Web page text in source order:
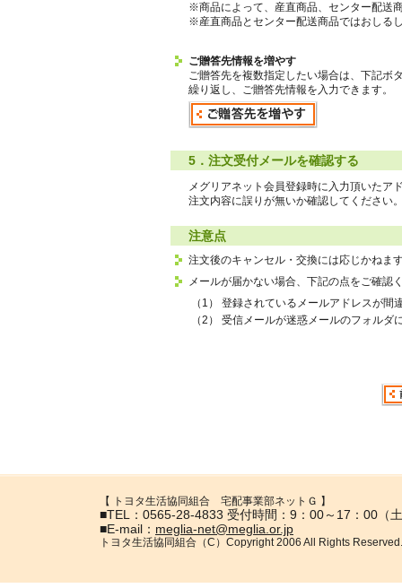
※商品によって、産直商品、センター配送
※産直商品とセンター配送商品ではおしる
ご贈答先情報を増やす
ご贈答先を複数指定したい場合は、下記ボ
繰り返し、ご贈答先情報を入力できます。
5．注文受付メールを確認する
メグリアネット会員登録時に入力頂いたア
注文内容に誤りが無いか確認してください
注意点
注文後のキャンセル・交換には応じかねま
メールが届かない場合、下記の点をご確認
（1）
登録されているメールアドレスが間
（2）
受信メールが迷惑メールのフォルダ
【 トヨタ生活協同組合 宅配事業部ネットＧ 】
■TEL：0565-28-4833 受付時間：9：00～17：00（
■E-mail： meglia-net@meglia.or.jp
トヨタ生活協同組合（C）Copyright 2006 All Rights Reserved.